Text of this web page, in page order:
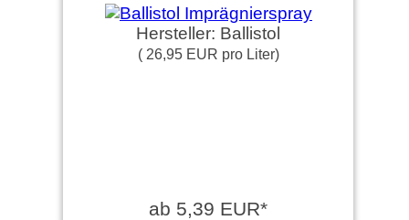
Hersteller: Ballistol
( 26,95 EUR pro Liter)
ab 5,39 EUR*